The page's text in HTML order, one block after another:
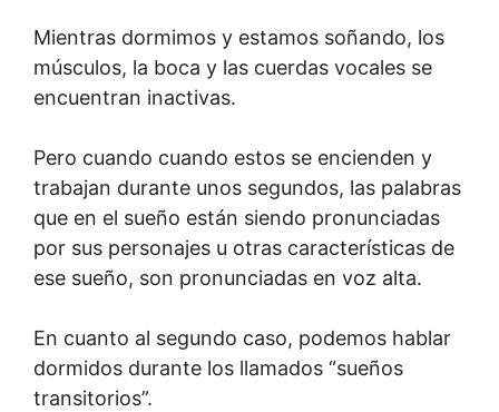
Mientras dormimos y estamos soñando, los
músculos, la boca y las cuerdas vocales se
encuentran inactivas.
Pero cuando cuando estos se encienden y
trabajan durante unos segundos, las palabras
que en el sueño están siendo pronunciadas
por sus personajes u otras características de
ese sueño, son pronunciadas en voz alta.
En cuanto al segundo caso, podemos hablar
dormidos durante los llamados “sueños
transitorios”.